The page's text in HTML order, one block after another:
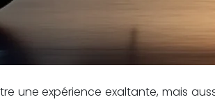
une expérience exaltante, mais